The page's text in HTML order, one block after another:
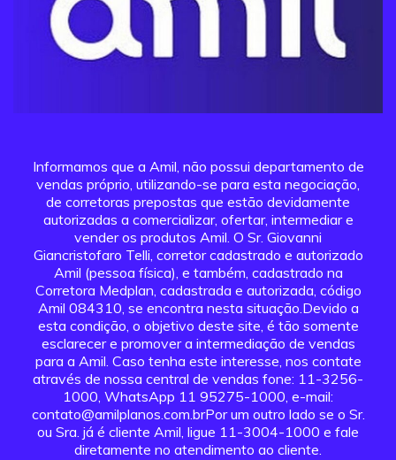
Informamos que a Amil, não possui departamento de
vendas próprio, utilizando-se para esta negociação,
de corretoras prepostas que estão devidamente
autorizadas a comercializar, ofertar, intermediar e
vender os produtos Amil. O Sr. Giovanni
Giancristofaro Telli, corretor cadastrado e autorizado
Amil (pessoa física), e também, cadastrado na
Corretora Medplan, cadastrada e autorizada, código
Amil 084310, se encontra nesta situação.Devido a
esta condição, o objetivo deste site, é tão somente
esclarecer e promover a intermediação de vendas
para a Amil. Caso tenha este interesse, nos contate
através de nossa central de vendas fone: 11-3256-
1000, WhatsApp 11 95275-1000, e-mail:
contato@amilplanos.com.brPor um outro lado se o Sr.
ou Sra. já é cliente Amil, ligue 11-3004-1000 e fale
diretamente no atendimento ao cliente.